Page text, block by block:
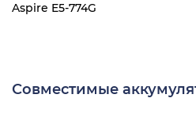
Aspire E5-774G
Совместимые